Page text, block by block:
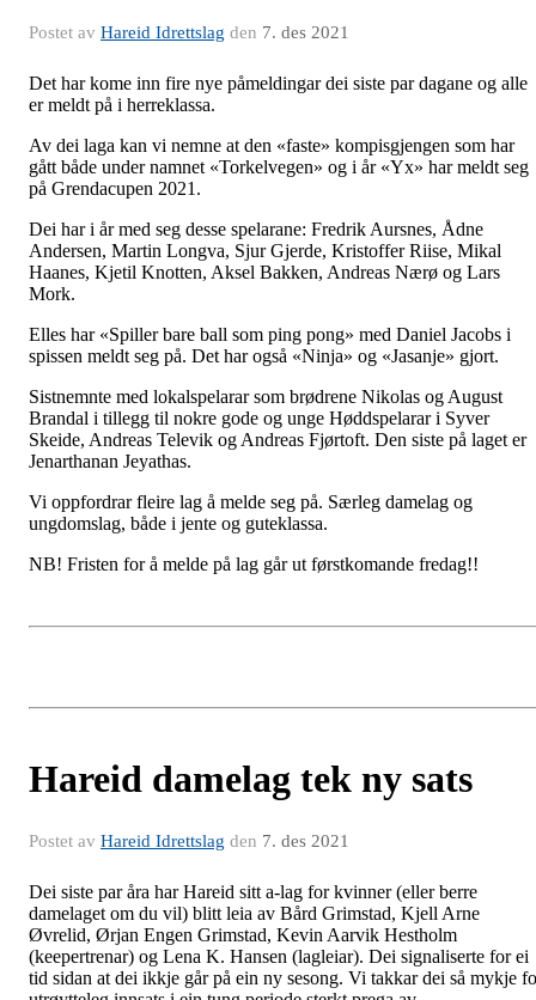
Postet av Hareid Idrettslag den 7. des 2021
Det har kome inn fire nye påmeldingar dei siste par dagane og alle
er meldt på i herreklassa.
Av dei laga kan vi nemne at den «faste» kompisgjengen som har
gått både under namnet «Torkelvegen» og i år «Yx» har meldt seg
på Grendacupen 2021.
Dei har i år med seg desse spelarane: Fredrik Aursnes, Ådne
Andersen, Martin Longva, Sjur Gjerde, Kristoffer Riise, Mikal
Haanes, Kjetil Knotten, Aksel Bakken, Andreas Nærø og Lars
Mork.
Elles har «Spiller bare ball som ping pong» med Daniel Jacobs i
spissen meldt seg på. Det har også «Ninja» og «Jasanje» gjort.
Sistnemnte med lokalspelarar som brødrene Nikolas og August
Brandal i tillegg til nokre gode og unge Høddspelarar i Syver
Skeide, Andreas Televik og Andreas Fjørtoft. Den siste på laget er
Jenarthanan Jeyathas.
Vi oppfordrar fleire lag å melde seg på. Særleg damelag og
ungdomslag, både i jente og guteklassa.
NB! Fristen for å melde på lag går ut førstkomande fredag!!
Hareid damelag tek ny sats
Postet av Hareid Idrettslag den 7. des 2021
Dei siste par åra har Hareid sitt a-lag for kvinner (eller berre
damelaget om du vil) blitt leia av Bård Grimstad, Kjell Arne
Øvrelid, Ørjan Engen Grimstad, Kevin Aarvik Hestholm
(keepertrenar) og Lena K. Hansen (lagleiar). Dei signaliserte for ei
tid sidan at dei ikkje går på ein ny sesong. Vi takkar dei så mykje